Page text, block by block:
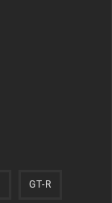
GT-R